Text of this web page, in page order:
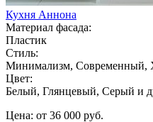
Кухня Аннона
Материал фасада:
Пластик
Стиль:
Минимализм, Современный,
Цвет:
Белый, Глянцевый, Серый и
Цена: от 36 000 руб.